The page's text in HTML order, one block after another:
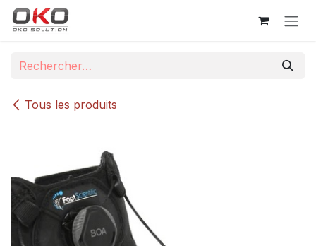
Se rendre au contenu
Tous les produits